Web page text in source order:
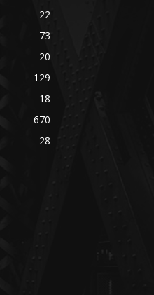
22
73
20
129
18
670
28